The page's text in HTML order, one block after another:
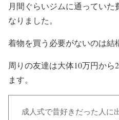
月間ぐらいジムに通っていた
なりました。
着物を買う必要がないのは結
周りの友達は大体10万円か
ます。
成人式で昔好きだった人に